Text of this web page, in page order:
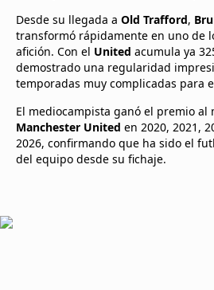
Desde su llegada a Old Trafford,
transformó rápidamente en uno de
afición. Con el United acumula ya
demostrado una regularidad
temporadas muy complicadas para
El mediocampista ganó el premio al
Manchester United en 2020, 2021,
2026, confirmando que ha sido el
del equipo desde su fichaje.